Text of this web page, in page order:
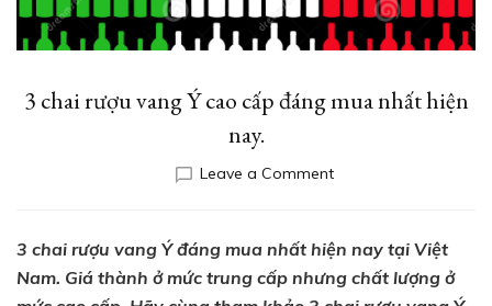
3 chai rượu vang Ý cao cấp đáng mua nhất hiện
nay.
Leave a Commenton
rượu
vang
Ý
3 chai rượu vang Ý đáng mua nhất hiện nay tại Việt
Nam. Giá thành ở mức trung cấp nhưng chất lượng ở